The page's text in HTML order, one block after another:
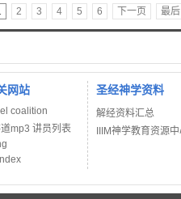
2 3 4 5 6 下一页 最后
网站
coalition
mp3 讲员列表
圣经神学资料
解经资料汇总
IIIM神学教育资源